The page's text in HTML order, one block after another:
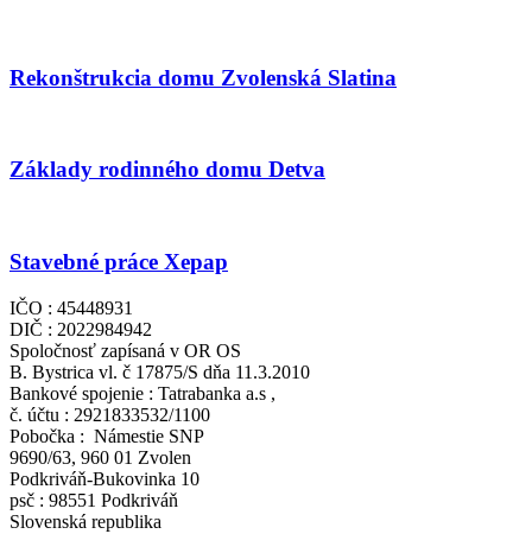
Rekonštrukcia domu Zvolenská Slatina
Základy rodinného domu Detva
Stavebné práce Xepap
IČO : 45448931
DIČ : 2022984942
Spoločnosť zapísaná v OR OS
B. Bystrica vl. č 17875/S dňa 11.3.2010
Bankové spojenie : Tatrabanka a.s ,
č. účtu : 2921833532/1100
Pobočka : Námestie SNP
9690/63, 960 01 Zvolen
Podkriváň-Bukovinka 10
psč : 98551 Podkriváň
Slovenská republika